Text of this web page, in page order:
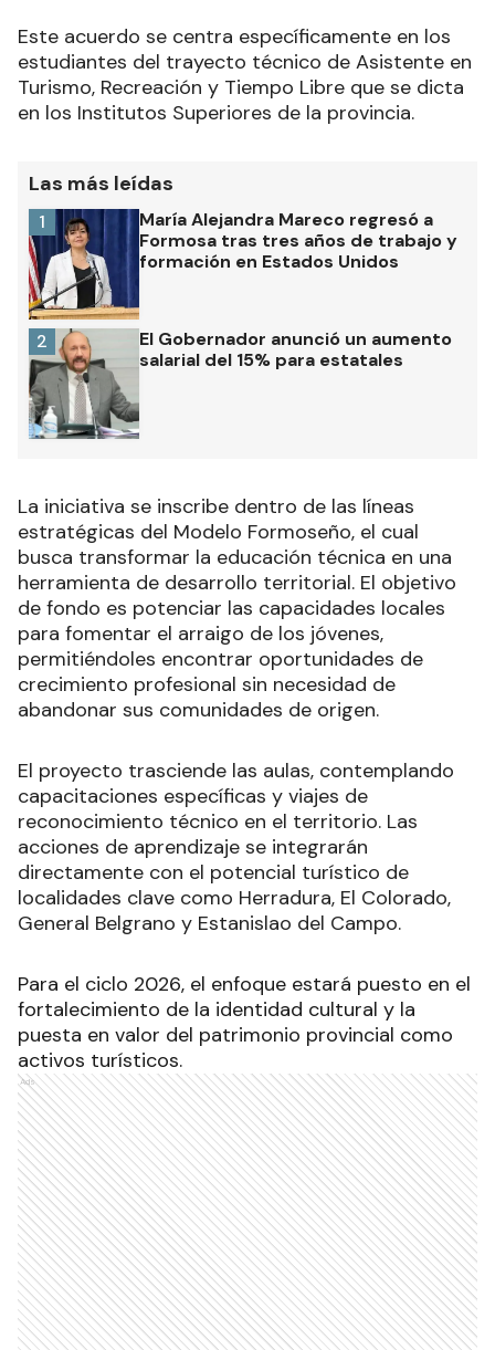
Este acuerdo se centra específicamente en los
estudiantes del trayecto técnico de Asistente en
Turismo, Recreación y Tiempo Libre que se dicta
en los Institutos Superiores de la provincia.
Las más leídas
María Alejandra Mareco regresó a
Formosa tras tres años de trabajo y
formación en Estados Unidos
1
El Gobernador anunció un aumento
salarial del 15% para estatales
2
La iniciativa se inscribe dentro de las líneas
estratégicas del Modelo Formoseño, el cual
busca transformar la educación técnica en una
herramienta de desarrollo territorial. El objetivo
de fondo es potenciar las capacidades locales
para fomentar el arraigo de los jóvenes,
permitiéndoles encontrar oportunidades de
crecimiento profesional sin necesidad de
abandonar sus comunidades de origen.
El proyecto trasciende las aulas, contemplando
capacitaciones específicas y viajes de
reconocimiento técnico en el territorio. Las
acciones de aprendizaje se integrarán
directamente con el potencial turístico de
localidades clave como Herradura, El Colorado,
General Belgrano y Estanislao del Campo.
Para el ciclo 2026, el enfoque estará puesto en el
fortalecimiento de la identidad cultural y la
puesta en valor del patrimonio provincial como
activos turísticos.
Ads